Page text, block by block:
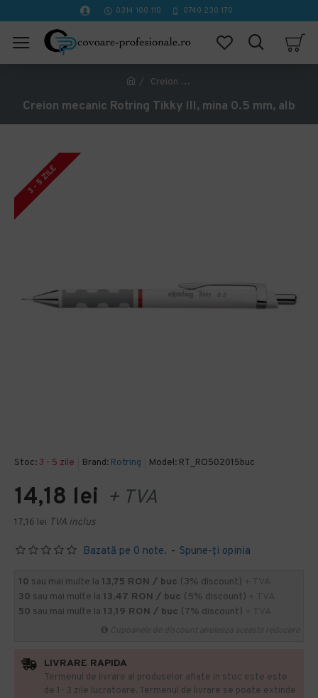
0314 100 110 0740 230 170
Creion mecanic Rotring Tikky III, mina 0.5 mm, alb
Creion mecanic Rotring Tikky III, mina 0.5 mm, alb
3 - 5 ZILE
Stoc: 3 - 5 zile Brand: Rotring Model: RT_RO502015buc
Bazată pe 0 note. - Spune-ţi opinia
14,18 lei + TVA
17,16 lei TVA inclus
10 sau mai multe la 13,75 RON / buc (3% discount)
30 sau mai multe la 13,47 RON / buc (5% discount)
50 sau mai multe la 13,19 RON / buc (7% discount)
LIVRARE RAPIDA
Termenul de livrare al produselor aflate in stoc este este
de 1- 3 zile lucratoare. Termenul de livrare se poate extinde